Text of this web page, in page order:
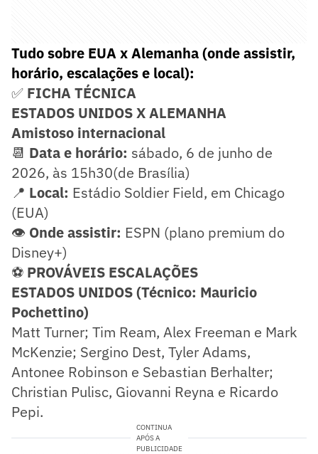
Tudo sobre EUA x Alemanha (onde assistir,
horário, escalações e local):
✅ FICHA TÉCNICA
ESTADOS UNIDOS X ALEMANHA
Amistoso internacional
📆 Data e horário: sábado, 6 de junho de
2026, às 15h30(de Brasília)
📍 Local: Estádio Soldier Field, em Chicago
(EUA)
👁️ Onde assistir: ESPN (plano premium do
Disney+)
⚽ PROVÁVEIS ESCALAÇÕES
ESTADOS UNIDOS (Técnico: Mauricio
Pochettino)
Matt Turner; Tim Ream, Alex Freeman e Mark
McKenzie; Sergino Dest, Tyler Adams,
Antonee Robinson e Sebastian Berhalter;
Christian Pulisc, Giovanni Reyna e Ricardo
Pepi.
CONTINUA
APÓS A
PUBLICIDADE